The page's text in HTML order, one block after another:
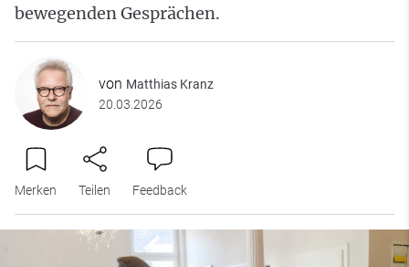
bewegenden Gesprächen.
von Matthias Kranz
20.03.2026
Merken Teilen Feedback